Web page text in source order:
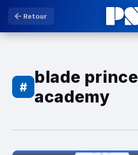
Retour
#
blade prince
academy